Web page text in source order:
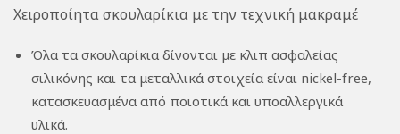
Χειροποίητα σκουλαρίκια με την τεχνική μακραμέ
Όλα τα σκουλαρίκια δίνονται με κλιπ ασφαλείας
σιλικόνης και τα μεταλλικά στοιχεία είναι nickel-free,
κατασκευασμένα από ποιοτικά και υπoαλλεργικά
υλικά.